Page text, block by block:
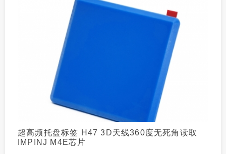
超高频托盘标签 H47 3D天线360度无死角读取
IMPINJ M4E芯片